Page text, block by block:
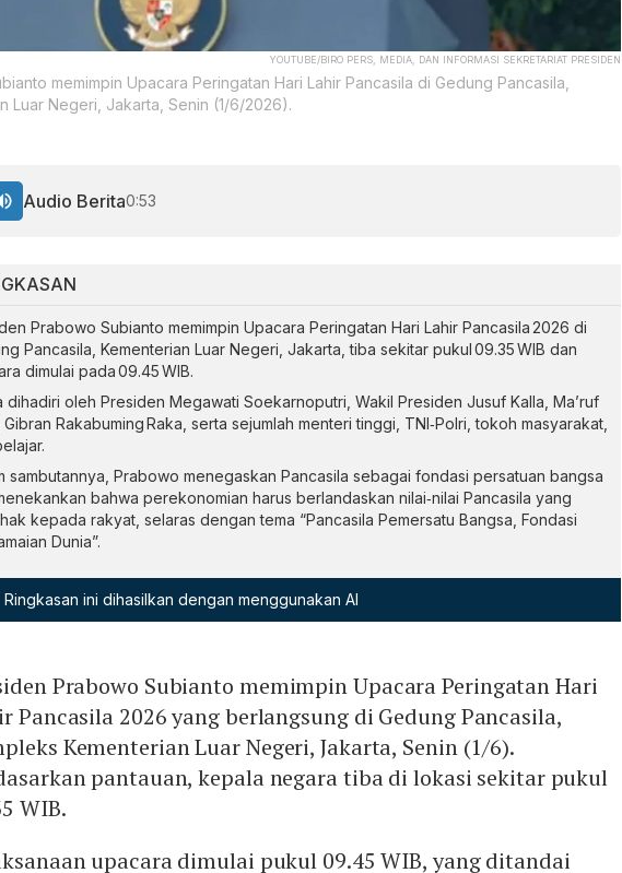
YOUTUBE/BIRO PERS, MEDIA, DAN INFORMASI SEKRETARIAT PRESIDEN
memimpin Upacara Peringatan Hari Lahir Pancasila di Gedung Pancasila,
Luar Negeri, Jakarta, Senin (1/6/2026).
Prabowo Subianto memimpin Upacara Peringatan Hari Lahir Pancasila 2026 di
Pancasila, Kementerian Luar Negeri, Jakarta, tiba sekitar pukul 09.35 WIB dan
dimulai pada 09.45 WIB.
dihadiri oleh Presiden Megawati Soekarnoputri, Wakil Presiden Jusuf Kalla, Ma’ruf
Gibran Rakabuming Raka, serta sejumlah menteri tinggi, TNI‑Polri, tokoh masyarakat,
sambutannya, Prabowo menegaskan Pancasila sebagai fondasi persatuan bangsa
bahwa perekonomian harus berlandaskan nilai‑nilai Pancasila yang
kepada rakyat, selaras dengan tema “Pancasila Pemersatu Bangsa, Fondasi
Dunia”.
Ringkasan ini dihasilkan dengan menggunakan AI
Audio Berita0:53
Prabowo Subianto memimpin Upacara Peringatan Hari
Pancasila 2026 yang berlangsung di Gedung Pancasila,
Kementerian Luar Negeri, Jakarta, Senin (1/6).
pantauan, kepala negara tiba di lokasi sekitar pukul
WIB.
upacara dimulai pukul 09.45 WIB, yang ditandai